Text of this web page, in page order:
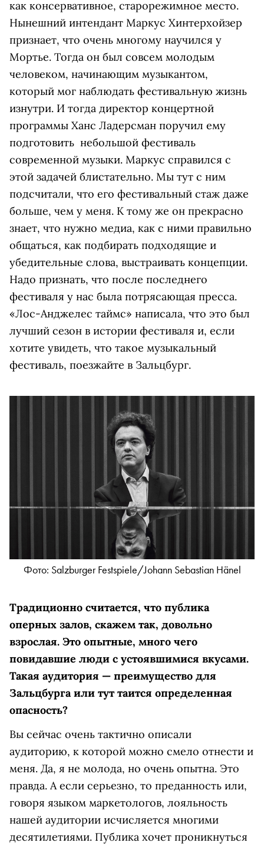
как консервативное, старорежимное место.
Нынешний интендант Маркус Хинтерхойзер
признает, что очень многому научился у
Мортье. Тогда он был совсем молодым
человеком, начинающим музыкантом,
который мог наблюдать фестивальную жизнь
изнутри. И тогда директор концертной
программы Ханс Ладерсман поручил ему
подготовить небольшой фестиваль
современной музыки. Маркус справился с
этой задачей блистательно. Мы тут с ним
подсчитали, что его фестивальный стаж даже
больше, чем у меня. К тому же он прекрасно
знает, что нужно медиа, как с ними правильно
общаться, как подбирать подходящие и
убедительные слова, выстраивать концепции.
Надо признать, что после последнего
фестиваля у нас была потрясающая пресса.
«Лос-Анджелес таймс» написала, что это был
лучший сезон в истории фестиваля и, если
хотите увидеть, что такое музыкальный
фестиваль, поезжайте в Зальцбург.
Фото: Salzburger Festspiele/Johann Sebastian Hänel
Традиционно считается, что публика
оперных залов, скажем так, довольно
взрослая. Это опытные, много чего
повидавшие люди с устоявшимися вкусами.
Такая аудитория — преимущество для
Зальцбурга или тут таится определенная
опасность?
Вы сейчас очень тактично описали
аудиторию, к которой можно смело отнести и
меня. Да, я не молода, но очень опытна. Это
правда. А если серьезно, то преданность или,
говоря языком маркетологов, лояльность
нашей аудитории исчисляется многими
десятилетиями. Публика хочет проникнуться